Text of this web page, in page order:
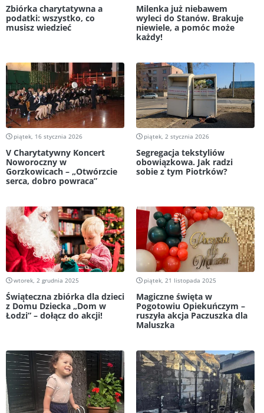
Zbiórka charytatywna a
podatki: wszystko, co
musisz wiedzieć
Milenka już niebawem
wyleci do Stanów. Brakuje
niewiele, a pomóc może
każdy!
piątek, 16 stycznia 2026
V Charytatywny Koncert
Noworoczny w
Gorzkowicach – „Otwórzcie
serca, dobro powraca”
piątek, 2 stycznia 2026
Segregacja tekstyliów
obowiązkowa. Jak radzi
sobie z tym Piotrków?
wtorek, 2 grudnia 2025
Świąteczna zbiórka dla dzieci
z Domu Dziecka „Dom w
Łodzi” – dołącz do akcji!
piątek, 21 listopada 2025
Magiczne święta w
Pogotowiu Opiekuńczym –
ruszyła akcja Paczuszka dla
Maluszka